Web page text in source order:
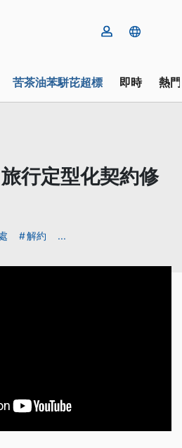
苦茶油苯駢芘超標 即時 熱
行定型化契約修
解約 ...